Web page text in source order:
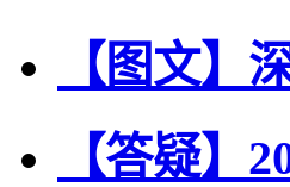
【图文】
【答疑】